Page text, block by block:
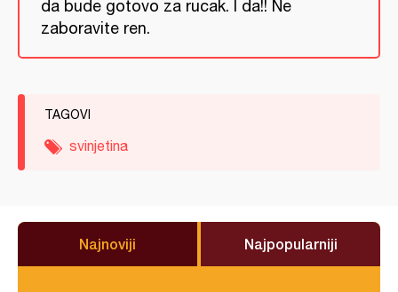
da bude gotovo za rucak. I da!! Ne
zaboravite ren.
TAGOVI
svinjetina
Najnoviji Najpopularniji